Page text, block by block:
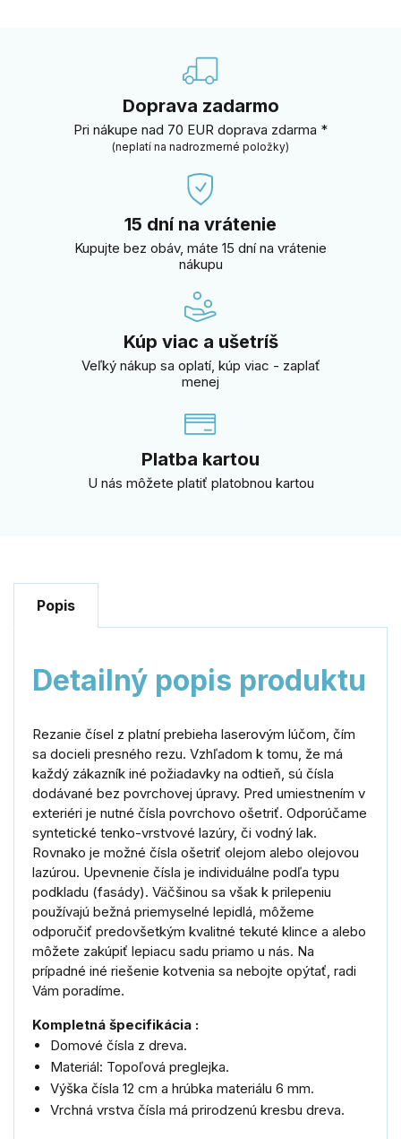
Doprava zadarmo
Pri nákupe nad 70 EUR doprava zdarma *
(neplatí na nadrozmerné položky)
15 dní na vrátenie
Kupujte bez obáv, máte 15 dní na vrátenie
nákupu
Kúp viac a ušetríš
Veľký nákup sa oplatí, kúp viac - zaplať
menej
Platba kartou
U nás môžete platiť platobnou kartou
Popis
Detailný popis produktu
Rezanie čísel z platní prebieha laserovým lúčom, čím
sa docieli presného rezu. Vzhľadom k tomu, že má
každý zákazník iné požiadavky na odtieň, sú čísla
dodávané bez povrchovej úpravy. Pred umiestnením v
exteriéri je nutné čísla povrchovo ošetriť. Odporúčame
syntetické tenko-vrstvové lazúry, či vodný lak.
Rovnako je možné čísla ošetriť olejom alebo olejovou
lazúrou. Upevnenie čísla je individuálne podľa typu
podkladu (fasády). Väčšinou sa však k prilepeniu
používajú bežná priemyselné lepidlá, môžeme
odporučiť predovšetkým kvalitné tekuté klince a alebo
môžete zakúpiť lepiacu sadu priamo u nás. Na
prípadné iné riešenie kotvenia sa nebojte opýtať, radi
Vám poradíme.
Kompletná špecifikácia :
Domové čísla z dreva.
Materiál: Topoľová preglejka.
Výška čísla 12 cm a hrúbka materiálu 6 mm.
Vrchná vrstva čísla má prirodzenú kresbu dreva.